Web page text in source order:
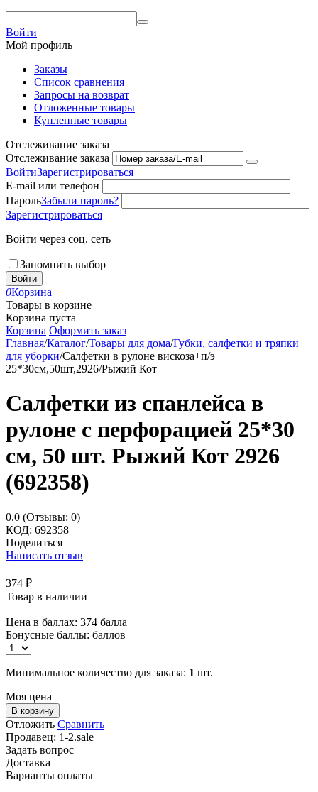
Войти
Мой профиль
Заказы
Список сравнения
Запросы на возврат
Отложенные товары
Купленные товары
Отслеживание заказа
Отслеживание заказа
ВойтиЗарегистрироваться
E-mail или телефон
ПарольЗабыли пароль?
Зарегистрироваться
Войти через соц. сеть
Запомнить выбор
Войти
0Корзина
Товары в корзине
Корзина пуста
Корзина Оформить заказ
Главная/Каталог/Товары для дома/Губки, салфетки и тряпки
для уборки/Салфетки в рулоне вискоза+п/э
25*30см,50шт,2926/Рыжий Кот
Салфетки из спанлейса в
рулоне с перфорацией 25*30
см, 50 шт. Рыжий Кот 2926
(692358)
0.0 (Отзывы: 0)
КОД: 692358
Поделиться
Написать отзыв
374 ₽
Товар в наличии
Цена в баллах: 374 балла
Бонусные баллы: баллов
Минимальное количество для заказа: 1 шт.
Моя цена
В корзину
Отложить Сравнить
Продавец: 1-2.sale
Задать вопрос
Доставка
Варианты оплаты